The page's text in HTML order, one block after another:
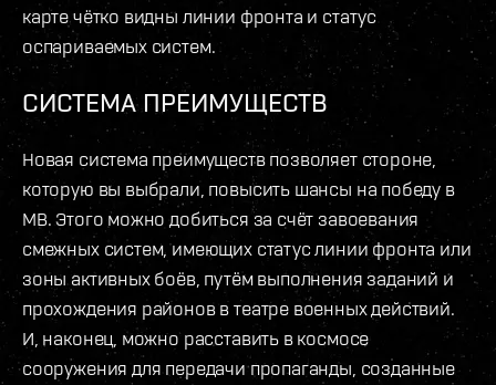
карте чётко видны линии фронта и статус
оспариваемых систем.
СИСТЕМА ПРЕИМУЩЕСТВ
Новая система преимуществ позволяет стороне,
которую вы выбрали, повысить шансы на победу в
МВ. Этого можно добиться за счёт завоевания
смежных систем, имеющих статус линии фронта или
зоны активных боёв, путём выполнения заданий и
прохождения районов в театре военных действий.
И, наконец, можно расставить в космосе
сооружения для передачи пропаганды, созданные